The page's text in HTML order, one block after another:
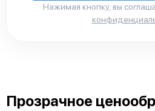
Нажимая кнопку, вы
Прозрачное